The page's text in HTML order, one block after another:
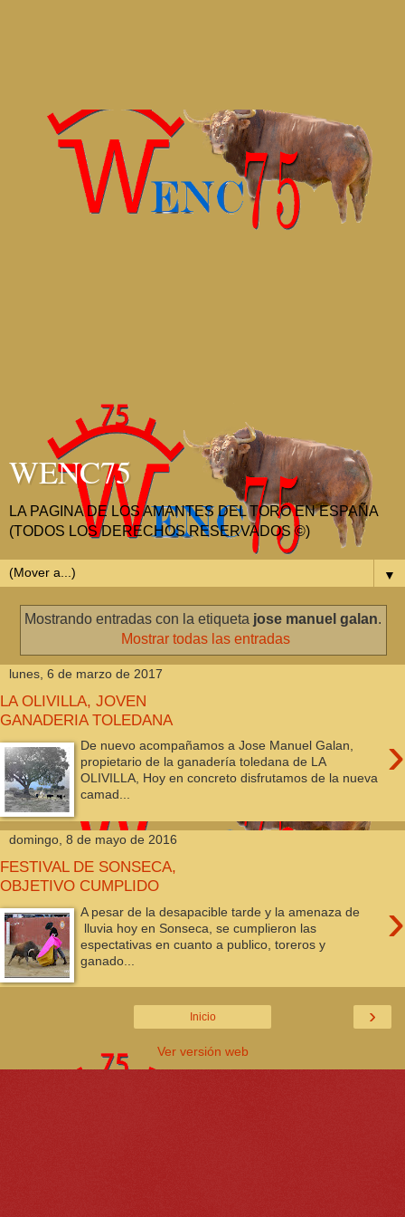
WENC75
LA PAGINA DE LOS AMANTES DEL TORO EN ESPAÑA
(TODOS LOS DERECHOS RESERVADOS ©)
▼
Mostrando entradas con la etiqueta jose manuel galan.
Mostrar todas las entradas
lunes, 6 de marzo de 2017
LA OLIVILLA, JOVEN
GANADERIA TOLEDANA
›
De nuevo acompañamos a Jose Manuel Galan,
propietario de la ganadería toledana de LA
OLIVILLA, Hoy en concreto disfrutamos de la nueva
camad...
domingo, 8 de mayo de 2016
FESTIVAL DE SONSECA,
OBJETIVO CUMPLIDO
›
A pesar de la desapacible tarde y la amenaza de
lluvia hoy en Sonseca, se cumplieron las
espectativas en cuanto a publico, toreros y
ganado...
›
Inicio
Ver versión web